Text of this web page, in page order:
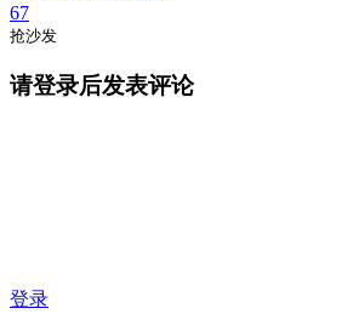
67
抢沙发
请登录后发表评论
登录